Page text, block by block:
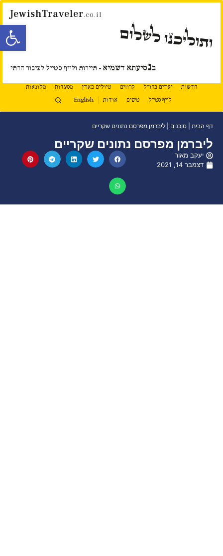
פתח
JewishTraveler.co.il
ותוליכנו לשלום
בנסיעתא דשמיא - תיירות ולייף סטייל לציבור הדתי
חדשות יעדים בחו"ל קרוזים טיולים בארץ מסעדות
מלונאות
לייף סטייל
טיפים אודות English
דף הבית סוכנים ליברמן מפרסם נתונים שקריים
ליברמן מפרסם נתונים שקריים
יעקב מאור
דצמבר 14, 2021